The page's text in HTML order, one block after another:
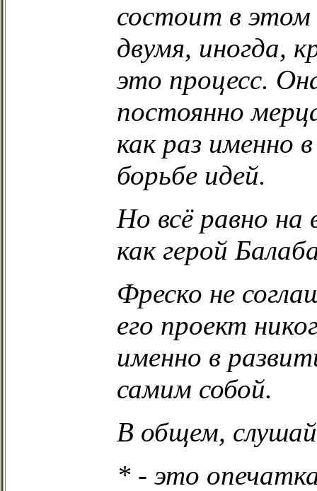
состоит в этом
двумя, иногда,
это процесс.
постоянно
как раз именно
борьбе идей.
Но всё равно
как герой
Фреско не
его проект
именно в
самим собой.
В общем,
* - это